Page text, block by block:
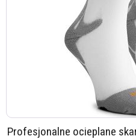
Profesjonalne ocieplane